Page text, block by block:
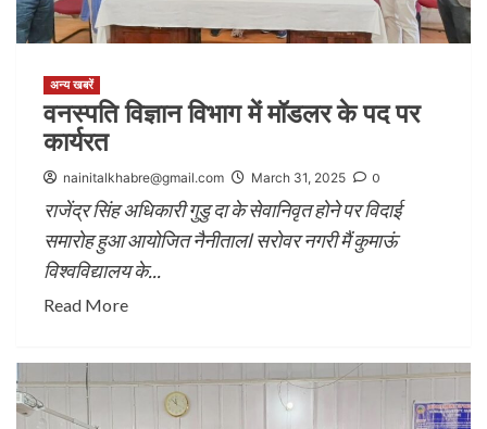
अन्य खबरें
वनस्पति विज्ञान विभाग में मॉडलर के पद पर
कार्यरत
nainitalkhabre@gmail.com March 31, 2025 0
राजेंद्र सिंह अधिकारी गुडु दा के सेवानिवृत होने पर विदाई
समारोह हुआ आयोजित नैनीतालl सरोवर नगरी मैं कुमाऊं
विश्वविद्यालय के...
Read More